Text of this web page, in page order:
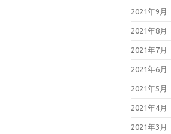
2021年9月
2021年8月
2021年7月
2021年6月
2021年5月
2021年4月
2021年3月